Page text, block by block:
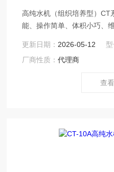
高纯水机（组织培养型）CT
能、操作简单、体积小巧、
更新日期： 2026-05-12
厂商性质：代理商
查